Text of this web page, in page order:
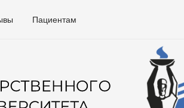
Пациентам